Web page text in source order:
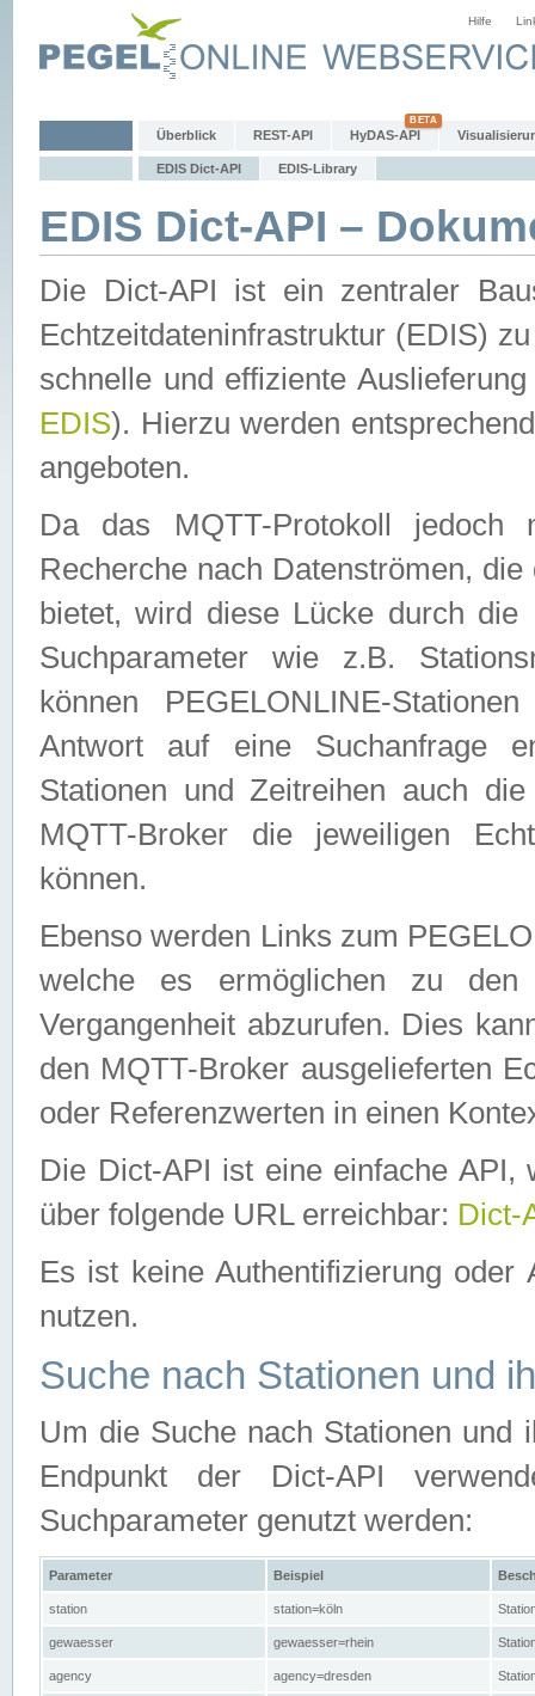
Hilfe
Überblick REST-API HyDAS-API
EDIS Dict-API EDIS-Library
EDIS Dict-API –
Die Dict-API ist ein zentraler
Echtzeitdateninfrastruktur (EDIS)
schnelle und effiziente
EDIS). Hierzu werden
angeboten.
Da das MQTT-Protokoll jedoch
Recherche nach Datenströmen,
bietet, wird diese Lücke durch die
Suchparameter wie z.B.
können PEGELONLINE-
Antwort auf eine Suchanfrage
Stationen und Zeitreihen auch
MQTT-Broker die jeweiligen
können.
Ebenso werden Links zum
welche es ermöglichen zu den
Vergangenheit abzurufen. Dies
den MQTT-Broker ausgelieferten
oder Referenzwerten in einen
Die Dict-API ist eine einfache API,
über folgende URL erreichbar: Dict-
Es ist keine Authentifizierung
nutzen.
Suche nach Stationen und
Um die Suche nach Stationen und
Endpunkt der Dict-API
Suchparameter genutzt werden:
Parameter Beispiel
station station=köln
gewaesser gewaesser=rhein
agency agency=dresden